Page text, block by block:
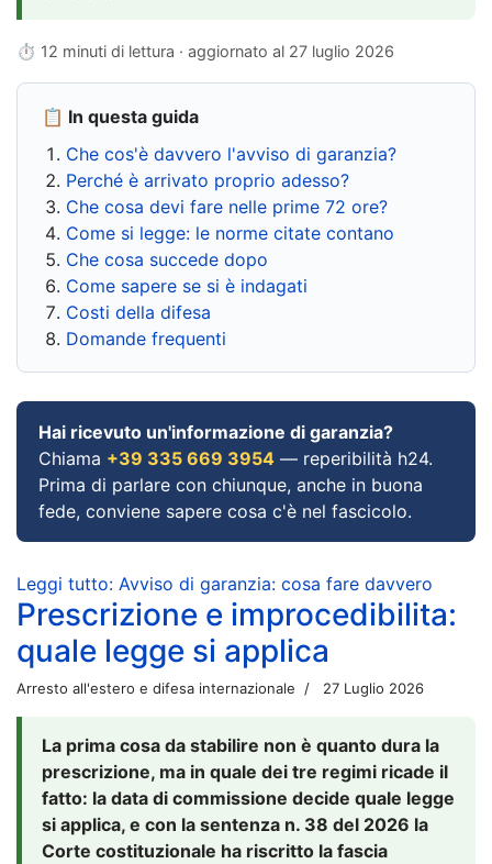
⏱ 12 minuti di lettura · aggiornato al 27 luglio 2026
📋 In questa guida
Che cos'è davvero l'avviso di garanzia?
Perché è arrivato proprio adesso?
Che cosa devi fare nelle prime 72 ore?
Come si legge: le norme citate contano
Che cosa succede dopo
Come sapere se si è indagati
Costi della difesa
Domande frequenti
Hai ricevuto un'informazione di garanzia?
Chiama +39 335 669 3954 — reperibilità h24.
Prima di parlare con chiunque, anche in buona
fede, conviene sapere cosa c'è nel fascicolo.
Leggi tutto: Avviso di garanzia: cosa fare davvero
Prescrizione e improcedibilita:
quale legge si applica
Arresto all'estero e difesa internazionale 27 Luglio 2026
La prima cosa da stabilire non è quanto dura la
prescrizione, ma in quale dei tre regimi ricade il
fatto: la data di commissione decide quale legge
si applica, e con la sentenza n. 38 del 2026 la
Corte costituzionale ha riscritto la fascia